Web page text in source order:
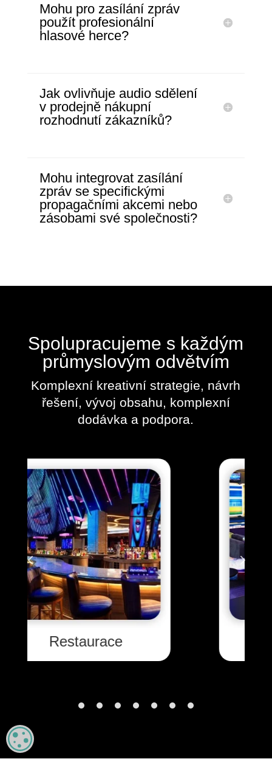
Mohu pro zasílání zpráv
použít profesionální
hlasové herce?
Jak ovlivňuje audio sdělení
v prodejně nákupní
rozhodnutí zákazníků?
Mohu integrovat zasílání
zpráv se specifickými
propagačními akcemi nebo
zásobami své společnosti?
Spolupracujeme s každým
průmyslovým odvětvím
Komplexní kreativní strategie, návrh
řešení, vývoj obsahu, komplexní
dodávka a podpora.
Hospitality
MANAGE PRIVACY